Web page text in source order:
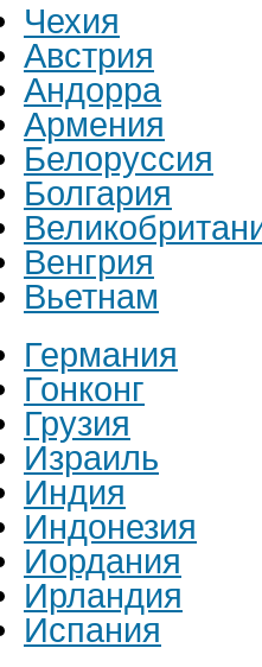
Чехия
Австрия
Андорра
Армения
Белоруссия
Болгария
Венгрия
Вьетнам
Германия
Гонконг
Грузия
Израиль
Индия
Индонезия
Иордания
Ирландия
Испания